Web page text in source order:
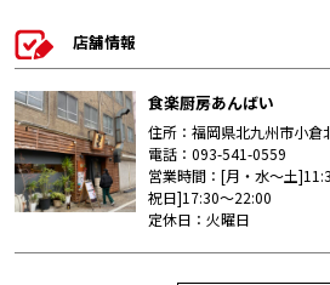
店舗情報
食楽厨房あんばい
住所：福岡県北九州市小倉
電話：093-541-0559
営業時間：[月・水～土
祝日]17:30～22:00
定休日：火曜日